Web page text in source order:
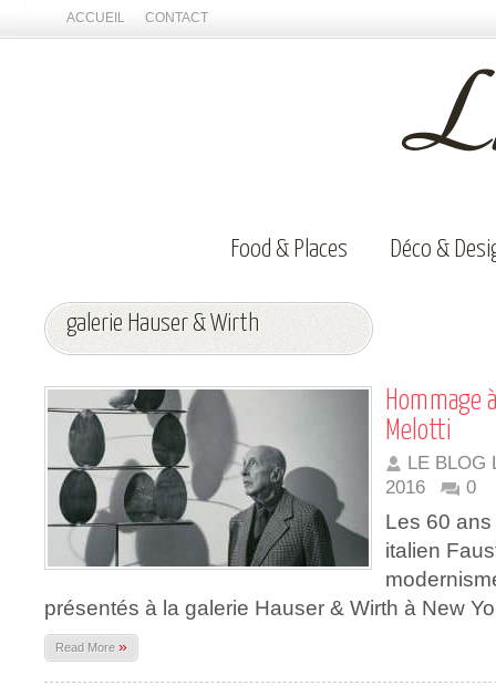
ACCUEIL CONTACT
Food & Places Déco &
galerie Hauser & Wirth
Hommage
Melotti
LE BLOG
2016
0
Les 60
italien
présentés à la galerie Hauser & Wirth à New
Read More »